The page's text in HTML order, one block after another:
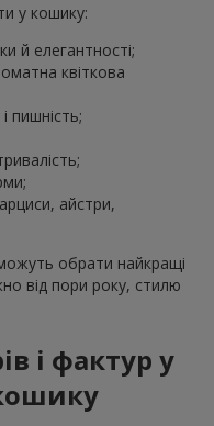
у кошику:
й елегантності;
квіткова
пишність;
айстри,
обрати найкращі
від пори року, стилю
і фактур у